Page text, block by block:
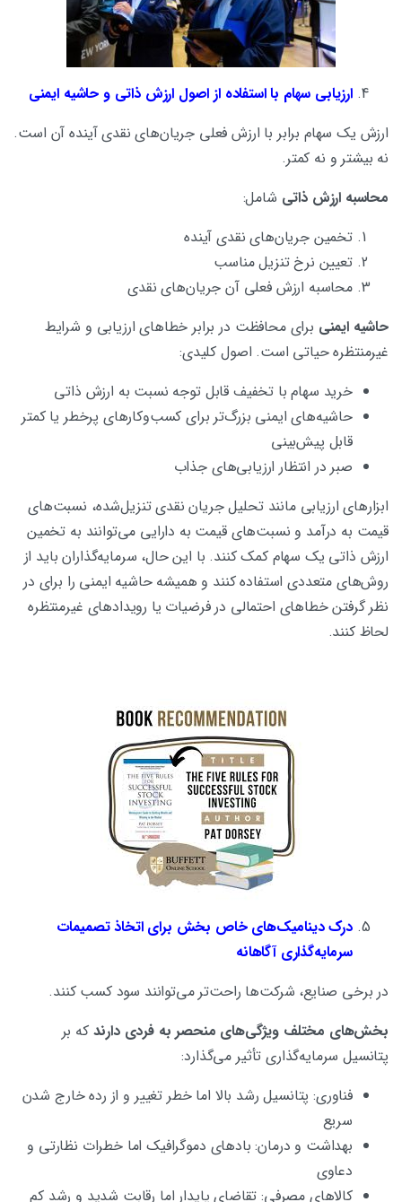
ارزیابی سهام با استفاده از اصول ارزش ذاتی و حاشیه ایمنی
ارزش یک سهام برابر با ارزش فعلی جریان‌های نقدی آینده آن است.
نه بیشتر و نه کمتر.
محاسبه ارزش ذاتی شامل:
تخمین جریان‌های نقدی آینده
تعیین نرخ تنزیل مناسب
محاسبه ارزش فعلی آن جریان‌های نقدی
حاشیه ایمنی برای محافظت در برابر خطاهای ارزیابی و شرایط
غیرمنتظره حیاتی است. اصول کلیدی:
خرید سهام با تخفیف قابل توجه نسبت به ارزش ذاتی
حاشیه‌های ایمنی بزرگ‌تر برای کسب‌وکارهای پرخطر یا کمتر
قابل پیش‌بینی
صبر در انتظار ارزیابی‌های جذاب
ابزارهای ارزیابی مانند تحلیل جریان نقدی تنزیل‌شده، نسبت‌های
قیمت به درآمد و نسبت‌های قیمت به دارایی می‌توانند به تخمین
ارزش ذاتی یک سهام کمک کنند. با این حال، سرمایه‌گذاران باید از
روش‌های متعددی استفاده کنند و همیشه حاشیه ایمنی را برای در
نظر گرفتن خطاهای احتمالی در فرضیات یا رویدادهای غیرمنتظره
لحاظ کنند.
درک دینامیک‌های خاص بخش برای اتخاذ تصمیمات
سرمایه‌گذاری آگاهانه
در برخی صنایع، شرکت‌ها راحت‌تر می‌توانند سود کسب کنند.
بخش‌های مختلف ویژگی‌های منحصر به فردی دارند که بر
پتانسیل سرمایه‌گذاری تأثیر می‌گذارد:
فناوری: پتانسیل رشد بالا اما خطر تغییر و از رده خارج شدن
سریع
بهداشت و درمان: بادهای دموگرافیک اما خطرات نظارتی و
دعاوی
کالاهای مصرفی: تقاضای پایدار اما رقابت شدید و رشد کم